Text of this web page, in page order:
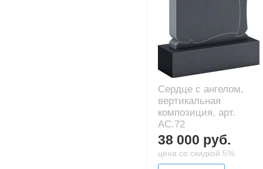
Сердце с ангелом,
вертикальная
композиция, арт.
AC.72
38 000 руб.
цена со скидкой 5%